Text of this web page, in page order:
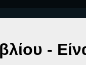
-